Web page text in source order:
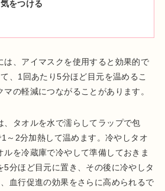
をつける
は、アイマスクを使用すると効果的で
、1回あたり5分ほど目元を温めるこ
の軽減につながることがあります。
、タオルを水で濡らしてラップで包
～2分加熱して温めます。冷やしタオ
ルを冷蔵庫で冷やして準備しておきま
5分ほど目元に置き、その後に冷やしタ
血行促進の効果をさらに高められるで